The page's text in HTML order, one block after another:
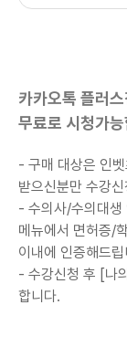
카카오톡 플러
무료로 시청가
- 구매 대상은 인
받으신분만 수강
- 수의사/수의대생
메뉴에서 면허증/
이내에 인증해드
- 수강신청 후 [나
합니다.